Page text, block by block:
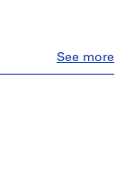
See more